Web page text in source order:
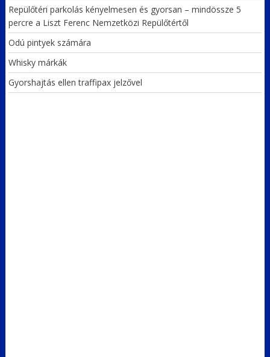
Repülőtéri parkolás kényelmesen és gyorsan – mindössze 5
percre a Liszt Ferenc Nemzetközi Repülőtértől
Odú pintyek számára
Whisky márkák
Gyorshajtás ellen traffipax jelzővel